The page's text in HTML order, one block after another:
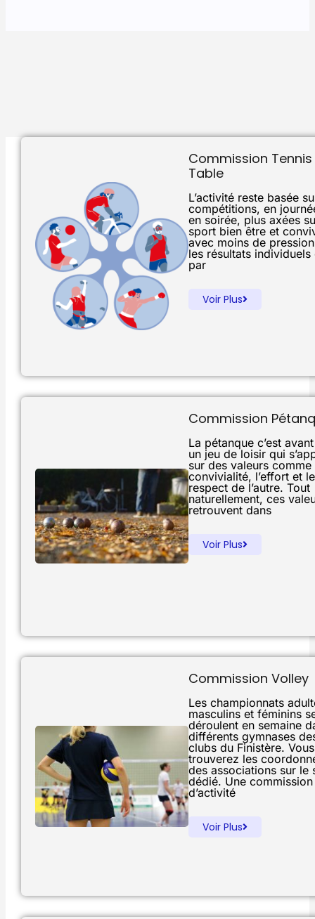
Commission Tennis
Table
L’activité reste basée
compétitions, en
en soirée, plus axées
sport bien être et
avec moins de
les résultats individuels
par
Voir Plus
Commission
La pétanque c’est
un jeu de loisir qui
sur des valeurs comme
convivialité, l’effort et le
respect de l’autre. Tout
naturellement, ces
retrouvent dans
Voir Plus
Commission Volley
Les championnats
masculins et féminins
déroulent en semaine
différents gymnases
clubs du Finistère. Vous
trouverez les
des associations sur le
dédié. Une commission
d’activité
Voir Plus